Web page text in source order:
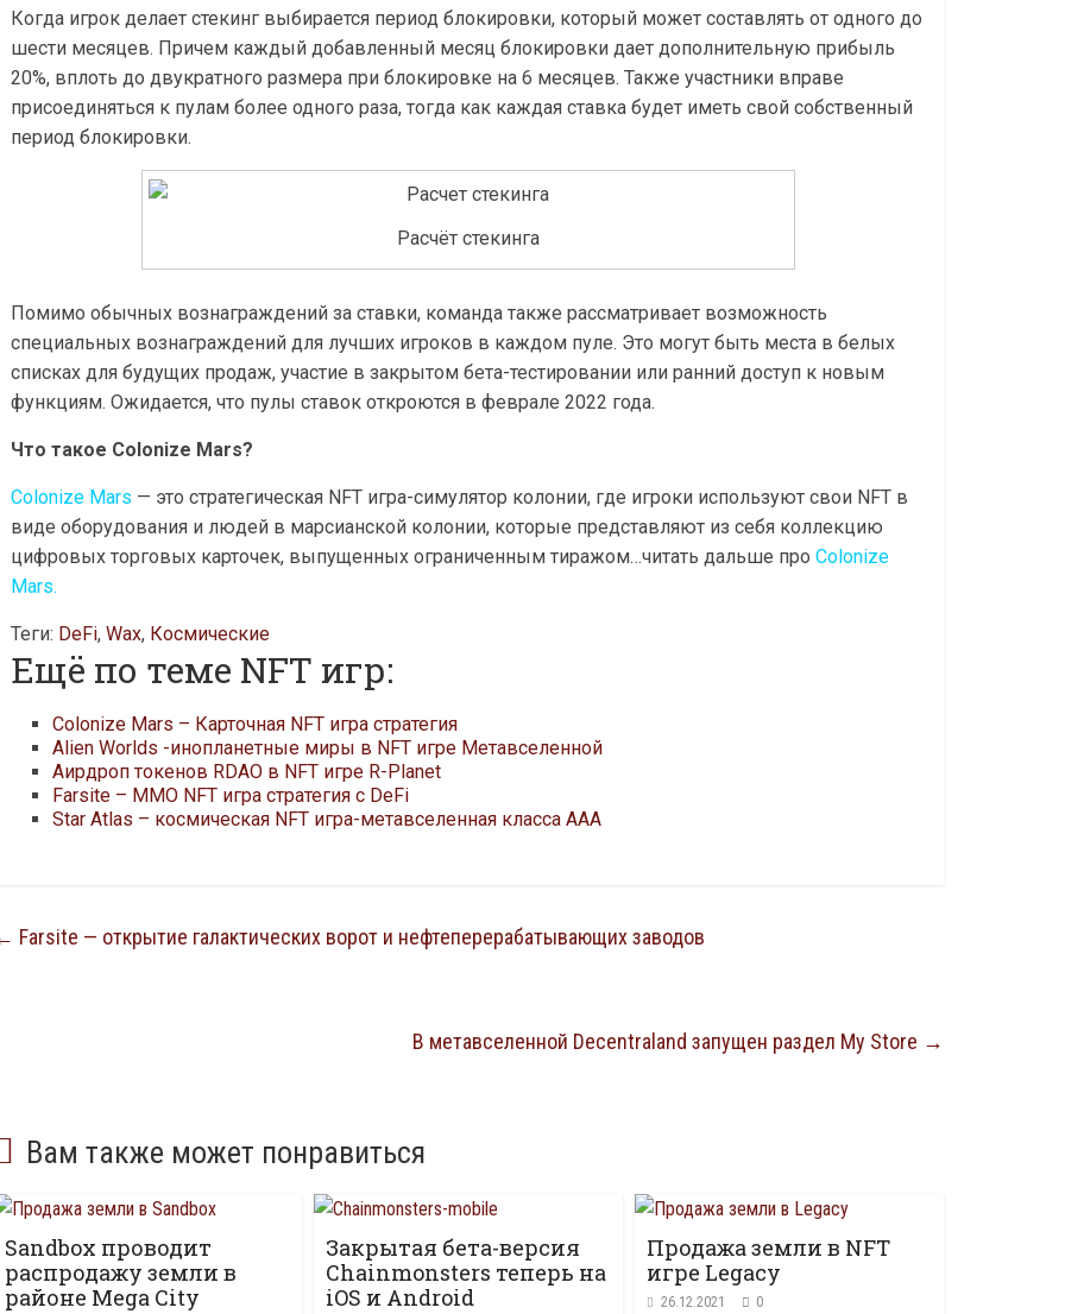
Когда игрок делает стекинг выбирается период блокировки, который может составлять от одного до
шести месяцев. Причем каждый добавленный месяц блокировки дает дополнительную прибыль
20%, вплоть до двукратного размера при блокировке на 6 месяцев. Также участники вправе
присоединяться к пулам более одного раза, тогда как каждая ставка будет иметь свой собственный
период блокировки.
Расчёт стекинга
Помимо обычных вознаграждений за ставки, команда также рассматривает возможность
специальных вознаграждений для лучших игроков в каждом пуле. Это могут быть места в белых
списках для будущих продаж, участие в закрытом бета-тестировании или ранний доступ к новым
функциям. Ожидается, что пулы ставок откроются в феврале 2022 года.
Что такое Colonize Mars?
Colonize Mars — это стратегическая NFT игра-симулятор колонии, где игроки используют свои NFT в
виде оборудования и людей в марсианской колонии, которые представляют из себя коллекцию
цифровых торговых карточек, выпущенных ограниченным тиражом…читать дальше про Colonize
Mars.
Теги: DeFi, Wax, Космические
Ещё по теме NFT игр:
Colonize Mars – Карточная NFT игра стратегия
Alien Worlds -инопланетные миры в NFT игре Метавселенной
Аирдроп токенов RDAO в NFT игре R-Planet
Farsite – MMO NFT игра стратегия с DeFi
Star Atlas – космическая NFT игра-метавселенная класса ААА
Farsite — открытие галактических ворот и нефтеперерабатывающих заводов
В метавселенной Decentraland запущен раздел My Store →
Вам также может понравиться
Sandbox проводит
распродажу земли в
районе Mega City
Закрытая бета-версия
Chainmonsters теперь на
iOS и Android
Продажа земли в NFT
игре Legacy
26.12.2021 0